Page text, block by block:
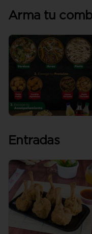
Arma tu
Entradas